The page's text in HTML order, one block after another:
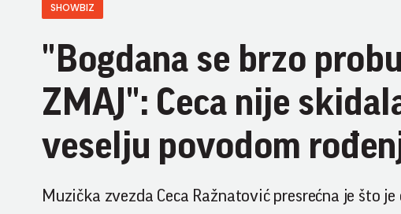
SHOWBIZ
"Bogdana se brzo
ZMAJ": Ceca nije
veselju povodom
Muzička zvezda Ceca Ražnatović presrećna je što